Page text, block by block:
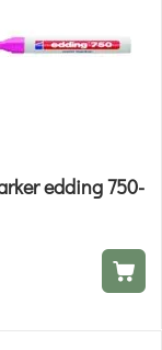
edding 750-